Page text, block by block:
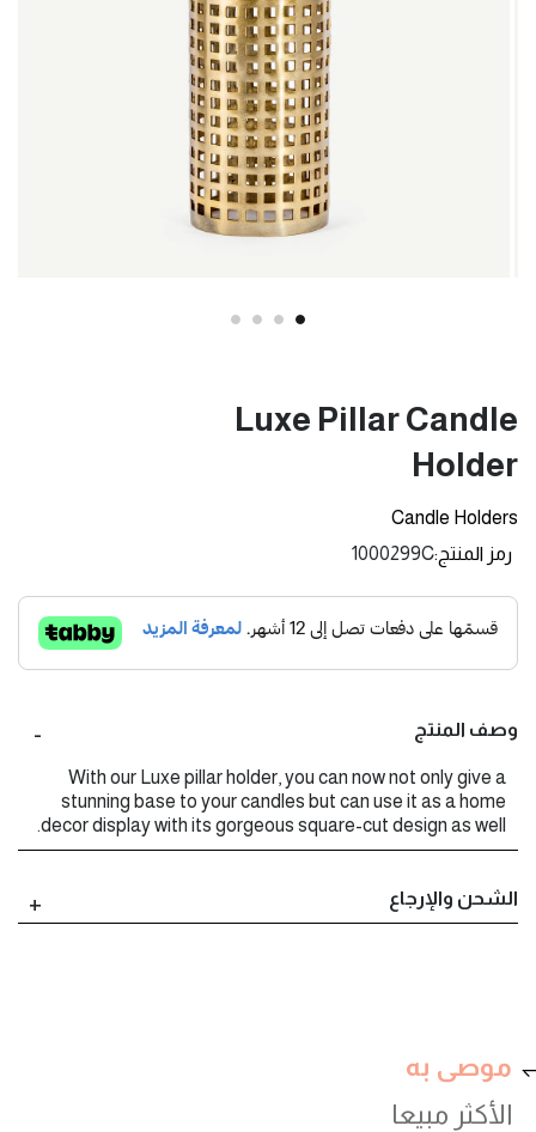
Luxe Pillar Candle
Holder
Candle Holders
رمز المنتج 1000299C
وصف المنتج
With our Luxe pillar holder, you can now not only give a
stunning base to your candles but can use it as a home
decor display with its gorgeous square-cut design as well.
الشحن والإرجاع
موصى به
الأكثر مبيعا